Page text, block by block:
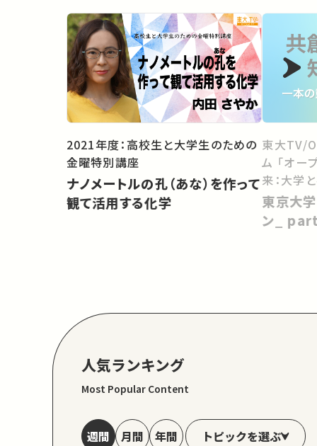
2021年度：高校生と大学生のための
金曜特別講座
ナノメートルの孔（あな）を作って
観て活用する化学
東大TV/
ム 「オー
来：大学
向けて」
東京大
ン_
人気ランキング
Most Popular Content
週間 月間 年間 トピックを選ぶ